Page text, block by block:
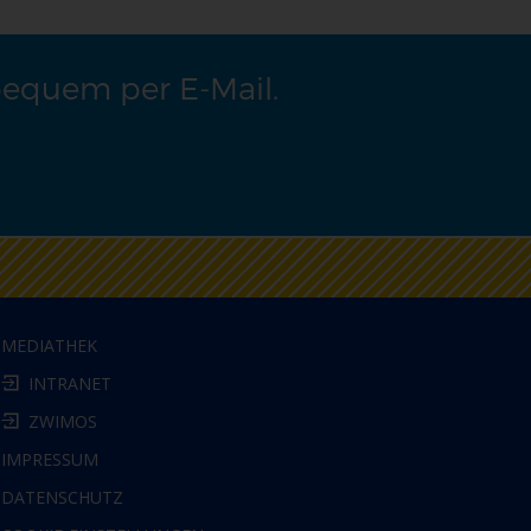
per E-Mail.
MEDIATHEK
INTRANET
ZWIMOS
IMPRESSUM
DATENSCHUTZ